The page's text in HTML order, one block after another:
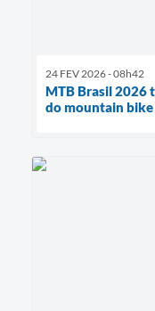
24 FEV 2026 - 08h42
MTB Brasil 2026
do mountain bike